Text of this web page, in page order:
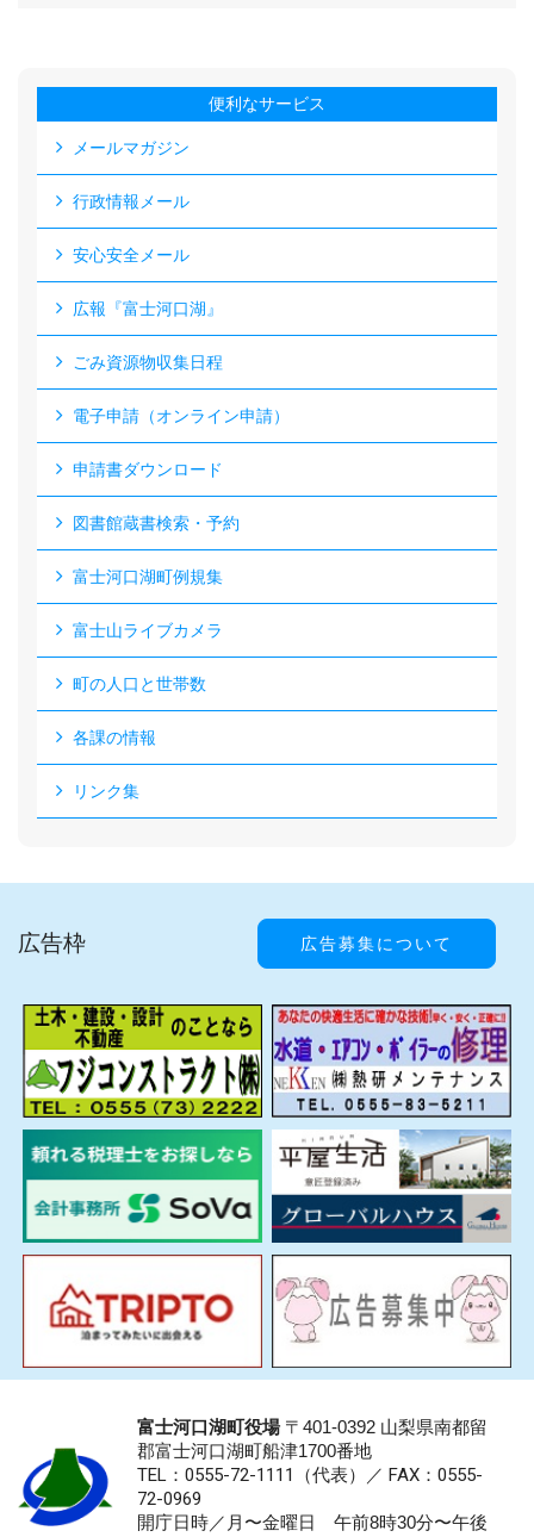
便利なサービス
メールマガジン
行政情報メール
安心安全メール
広報『富士河口湖』
ごみ資源物収集日程
電子申請（オンライン申請）
申請書ダウンロード
図書館蔵書検索・予約
富士河口湖町例規集
富士山ライブカメラ
町の人口と世帯数
各課の情報
リンク集
広告枠 広告募集について
富士河口湖町役場〒401-0392 山梨県南都留
郡富士河口湖町船津1700番地
TEL：0555-72-1111 （代表）／ FAX：0555-
72-0969
開庁日時／月〜金曜日 午前8時30分〜午後